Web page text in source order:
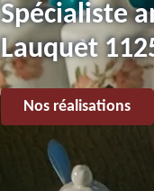
Spécialiste
Lauquet
Nos réalisations